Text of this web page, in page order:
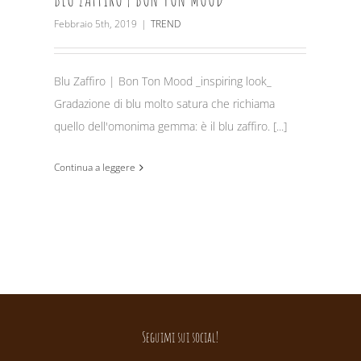
Febbraio 5th, 2019 | TREND
Blu Zaffiro | Bon Ton Mood _inspiring look_
Gradazione di blu molto satura che richiama
quello dell'omonima gemma: è il blu zaffiro. [...]
Continua a leggere
Seguimi sui social!